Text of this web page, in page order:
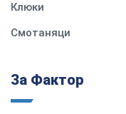
Клюки
Смотаняци
За Фактор